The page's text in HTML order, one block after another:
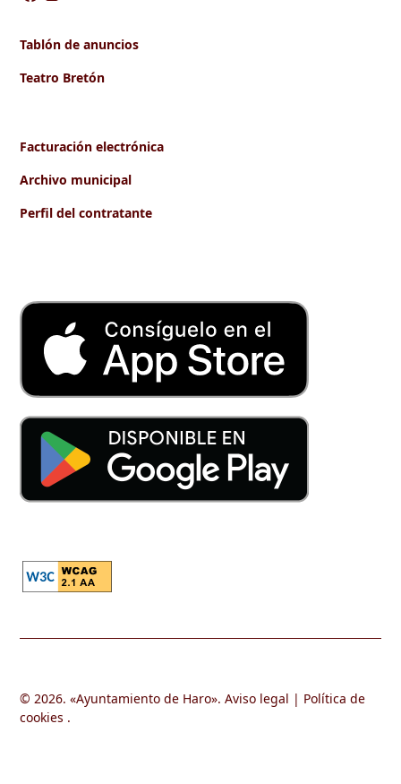
Tablón de anuncios
Teatro Bretón
Facturación electrónica
Archivo municipal
Perfil del contratante
© 2026. «Ayuntamiento de Haro».Aviso legal | Política de
cookies .